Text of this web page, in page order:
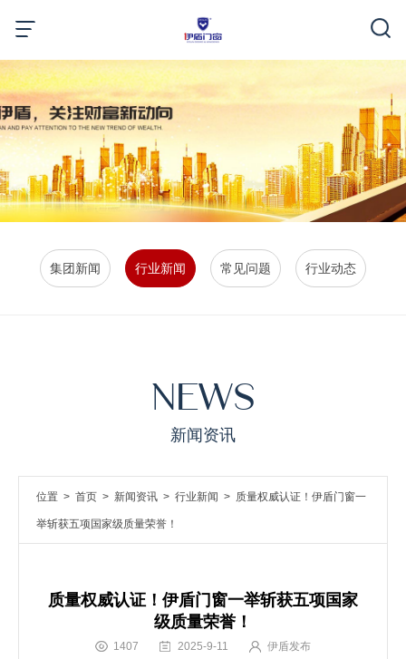
集团新闻 行业新闻 常见问题 行业动态
NEWS
新闻资讯
位置 > 首页 > 新闻资讯 > 行业新闻 > 质量权威认证！伊盾门窗一
举斩获五项国家级质量荣誉！
质量权威认证！伊盾门窗一举斩获五项国家
级质量荣誉！
1407 2025-9-11 伊盾发布